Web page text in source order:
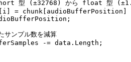
型 (±32768) から float 型
= chunk[audioBufferPosition]
ンプル数を減算
-= data.Length;